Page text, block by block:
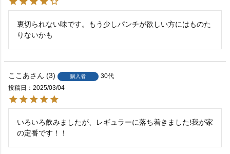
裏切られない味です。もう少しパンチが欲しい方にはものた
りないかも
ここあ 3 購入者
30代
投稿日
2025/03/04
いろいろ飲みましたが、レギュラーに落ち着きました!我が家
の定番です！！